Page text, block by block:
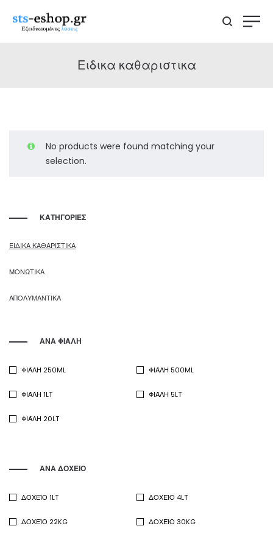
Ειδικα καθαριστικα
No products were found matching your
selection.
ΚΑΤΗΓΟΡΙΕΣ
ΕΙΔΙΚΑ ΚΑΘΑΡΙΣΤΙΚΑ
ΜΟΝΩΤΙΚΑ
ΑΠΟΛΥΜΑΝΤΙΚΑ
ΑΝΑ ΦΙΑΛΗ
ΦΙΆΛΗ 250ML ΦΙΆΛΗ 500ML
ΦΙΆΛΗ 1LT ΦΙΆΛΗ 5LT
ΦΙΆΛΗ 20LT
ΑΝΑ ΔΟΧΕΙΟ
ΔΟΧΕΊΟ 1LT ΔΟΧΕΊΟ 4LT
ΔΟΧΕΊΟ 22KG ΔΟΧΕΊΟ 30KG